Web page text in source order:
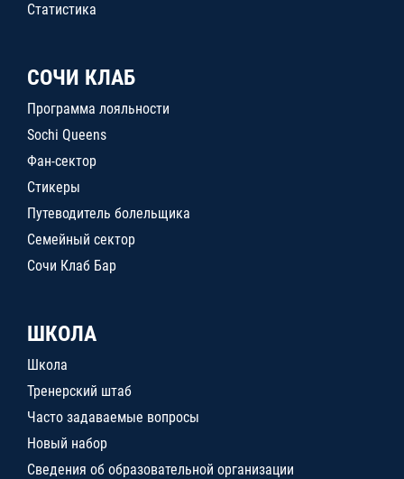
Статистика
СОЧИ КЛАБ
Программа лояльности
Sochi Queens
Фан-сектор
Стикеры
Путеводитель болельщика
Семейный сектор
Сочи Клаб Бар
ШКОЛА
Школа
Тренерский штаб
Часто задаваемые вопросы
Новый набор
Сведения об образовательной организации